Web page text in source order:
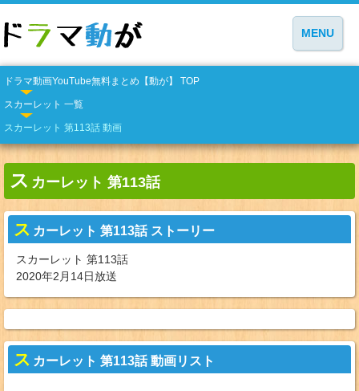
MENU
ドラマ動画YouTube無料まとめ【動が】 TOP
スカーレット 一覧
スカーレット 第113話 動画
ス カーレット 第113話
ス カーレット 第113話 ストーリー
スカーレット 第113話
2020年2月14日放送
ス カーレット 第113話 動画リスト